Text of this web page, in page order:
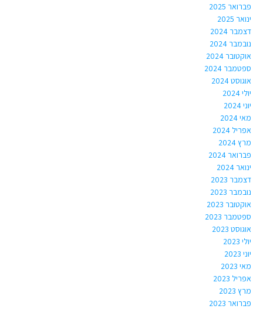
פברואר 2025
ינואר 2025
דצמבר 2024
נובמבר 2024
אוקטובר 2024
ספטמבר 2024
אוגוסט 2024
יולי 2024
יוני 2024
מאי 2024
אפריל 2024
מרץ 2024
פברואר 2024
ינואר 2024
דצמבר 2023
נובמבר 2023
אוקטובר 2023
ספטמבר 2023
אוגוסט 2023
יולי 2023
יוני 2023
מאי 2023
אפריל 2023
מרץ 2023
פברואר 2023